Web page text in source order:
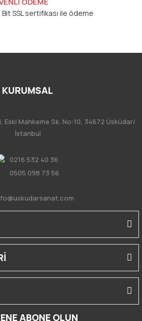
SSL sertifikası ile ödeme
KURUMSAL
Eski Mahkeme Sk. No:10, 34672 Üsküdar/
İstanbul
0216 532 40 36
0505 098 73 56
ABONE OLUN